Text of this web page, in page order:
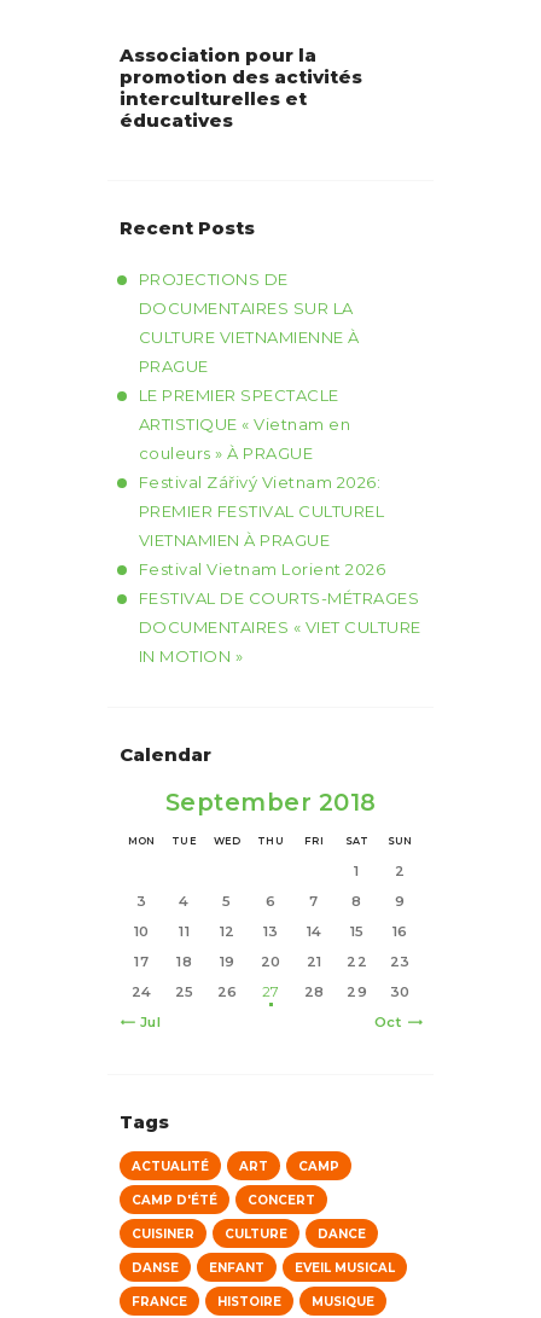
Association pour la
promotion des activités
interculturelles et
éducatives
Recent Posts
PROJECTIONS DE
DOCUMENTAIRES SUR LA
CULTURE VIETNAMIENNE À
PRAGUE
LE PREMIER SPECTACLE
ARTISTIQUE « Vietnam en
couleurs » À PRAGUE
Festival Zářivý Vietnam 2026:
PREMIER FESTIVAL CULTUREL
VIETNAMIEN À PRAGUE
Festival Vietnam Lorient 2026
FESTIVAL DE COURTS-MÉTRAGES
DOCUMENTAIRES « VIET CULTURE
IN MOTION »
Calendar
September 2018
MON TUE WED THU FRI SAT SUN
« Jul Oct »
1
2
3
4 5 6 7 8
9
10
11 12 13 14 15
16
17
18 19 20 21 22
23
24
25 26 27 28 29 30
Tags
ACTUALITÉ ART CAMP
CAMP D'ÉTÉ CONCERT
CUISINER CULTURE DANCE
DANSE ENFANT EVEIL MUSICAL
FRANCE HISTOIRE MUSIQUE